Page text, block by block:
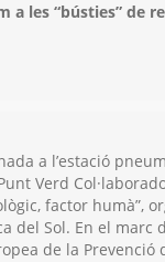
a les “bústies” de
a l’estació
Verd
factor humà”,
del Sol. En el marc
de la Prevenció